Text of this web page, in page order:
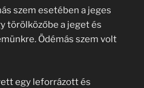
szem esetében a jeges
törölközőbe a jeget és
Ödémás szem volt
egy leforrázott és